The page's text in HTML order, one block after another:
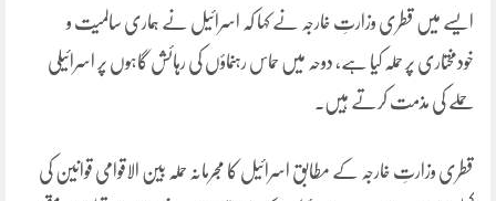
ایسے میں قطری وزارتِ خارجہ نے کہا کہ اسرائیل نے ہماری سالمیت و
خودمختاری پر حملہ کیا ہے، دوحہ میں حماس رہنماؤں کی رہائش گاہوں پر اسرائیلی
حملے کی مذمت کرتے ہیں۔
قطری وزارتِ خارجہ کے مطابق اسرائیل کا مجرمانہ حملہ بین الاقوامی قوانین کی